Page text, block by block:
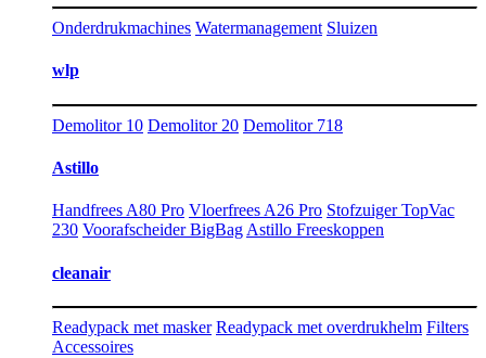
Onderdrukmachines Watermanagement Sluizen
wlp
Demolitor 10 Demolitor 20 Demolitor 718
Astillo
Handfrees A80 Pro Vloerfrees A26 Pro Stofzuiger TopVac
230 Voorafscheider BigBag Astillo Freeskoppen
cleanair
Readypack met masker Readypack met overdrukhelm Filters
Accessoires